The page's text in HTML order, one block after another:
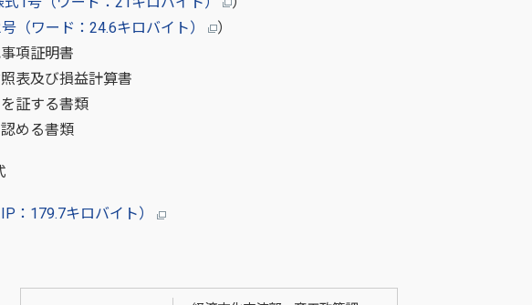
（ワード：24.6キロバイト）
）
項証明書
表及び損益計算書
証する書類
める書類
：179.7キロバイト）